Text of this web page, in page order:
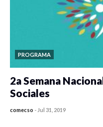
PROGRAMA
2a Semana
Sociales
comecso - Jul 31, 2019